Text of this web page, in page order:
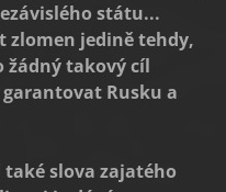
státu...
zlomen jedině tehdy,
žádný takový cíl
Rusku a
slova zajatého